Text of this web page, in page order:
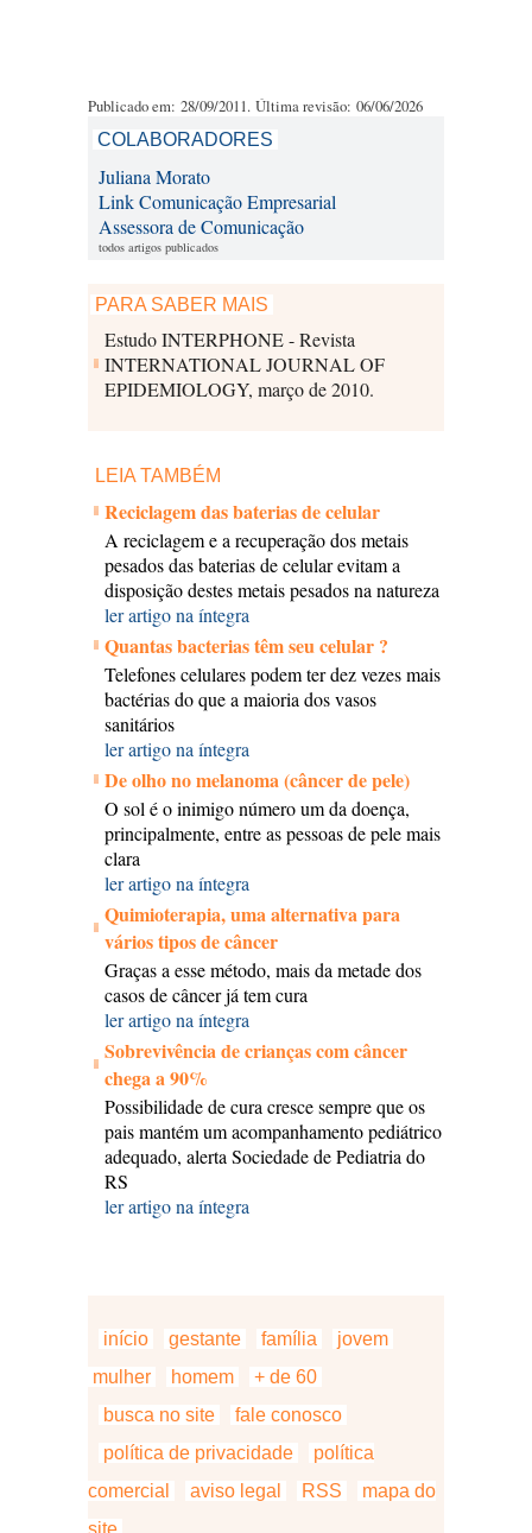
Publicado em: 28/09/2011. Última revisão: 06/06/2026
COLABORADORES
Juliana Morato
Link Comunicação Empresarial
Assessora de Comunicação
todos artigos publicados
PARA SABER MAIS
Estudo INTERPHONE - Revista
INTERNATIONAL JOURNAL OF
EPIDEMIOLOGY, março de 2010.
LEIA TAMBÉM
Reciclagem das baterias de celular
A reciclagem e a recuperação dos metais
pesados das baterias de celular evitam a
disposição destes metais pesados na natureza
ler artigo na íntegra
Quantas bacterias têm seu celular ?
Telefones celulares podem ter dez vezes mais
bactérias do que a maioria dos vasos
sanitários
ler artigo na íntegra
De olho no melanoma (câncer de pele)
O sol é o inimigo número um da doença,
principalmente, entre as pessoas de pele mais
clara
ler artigo na íntegra
Quimioterapia, uma alternativa para
vários tipos de câncer
Graças a esse método, mais da metade dos
casos de câncer já tem cura
ler artigo na íntegra
Sobrevivência de crianças com câncer
chega a 90%
Possibilidade de cura cresce sempre que os
pais mantém um acompanhamento pediátrico
adequado, alerta Sociedade de Pediatria do
RS
ler artigo na íntegra
início gestante família
jovem
mulher
homem
+ de 60
busca no site
fale conosco
política de privacidade
política
comercial
aviso legal RSS
mapa do
site